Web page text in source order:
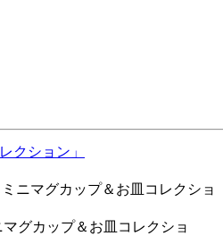
クション」
ニマグカップ＆お皿コレクショ
グカップ＆お皿コレクショ